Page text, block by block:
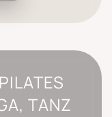
TANZ